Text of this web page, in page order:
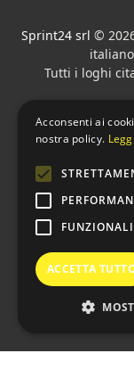
Sprint24 srl ©
Tutti i loghi
Lingue: 🇮🇹
•
Acconsenti ai
nostra policy.
ACCETTA